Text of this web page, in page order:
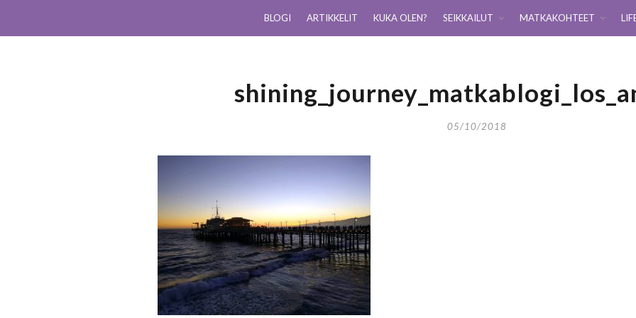
BLOGI ARTIKKELIT KUKA OLEN? SEIKKAILUT MATKAKOHTEET
05/10/2018